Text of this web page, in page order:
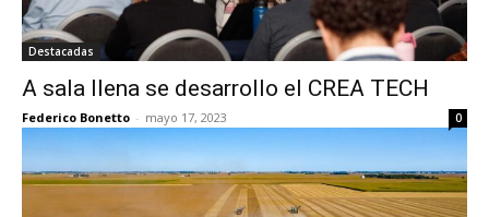
Destacadas
A sala llena se desarrollo el CREA TECH
Federico Bonetto - mayo 17, 2023 0